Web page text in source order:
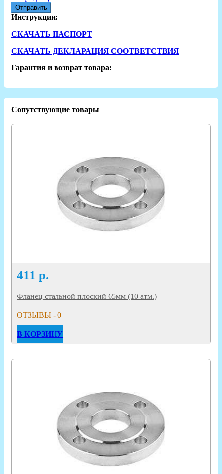
Отправить
Инструкции:
СКАЧАТЬ ПАСПОРТ
СКАЧАТЬ ДЕКЛАРАЦИЯ СООТВЕТСТВИЯ
Гарантия и возврат товара:
Сопутствующие товары
411 р.
Фланец стальной плоский 65мм (10 атм.)
ОТЗЫВЫ - 0
В КОРЗИНУ